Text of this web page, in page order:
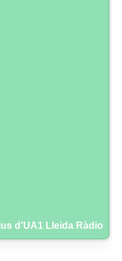
d'UA1 Lleida Ràdio